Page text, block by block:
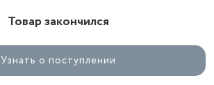
Товар закончился
Узнать о поступлении